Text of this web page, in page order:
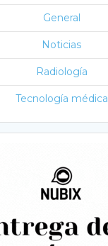
General
Noticias
Radiología
Tecnología médica